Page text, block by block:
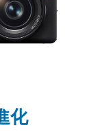
化